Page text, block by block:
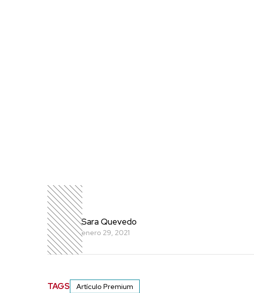
Sara Quevedo
enero 29, 2021
TAGS Artículo Premium